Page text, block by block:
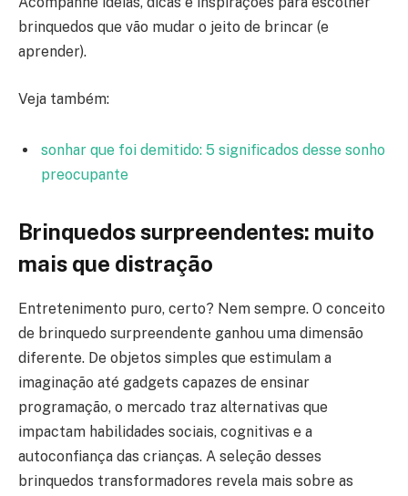
brinquedos que vão mudar o jeito de brincar (e
aprender).
Veja também:
sonhar que foi demitido: 5 significados desse sonho
preocupante
Brinquedos surpreendentes: muito
mais que distração
Entretenimento puro, certo? Nem sempre. O conceito
de brinquedo surpreendente ganhou uma dimensão
diferente. De objetos simples que estimulam a
imaginação até gadgets capazes de ensinar
programação, o mercado traz alternativas que
impactam habilidades sociais, cognitivas e a
autoconfiança das crianças. A seleção desses
brinquedos transformadores revela mais sobre as